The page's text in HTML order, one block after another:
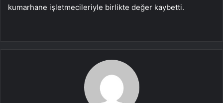
kumarhane işletmecileriyle birlikte değer kaybetti.